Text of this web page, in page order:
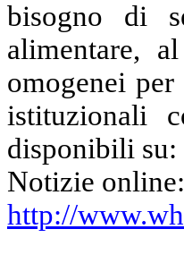
bisogno di
alimentare,
omogenei
istituzionali
disponibili su:
Notizie online:
http://